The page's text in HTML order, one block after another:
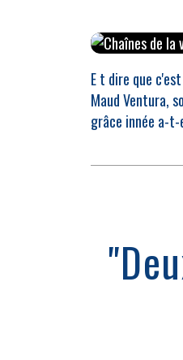
E t dire que
Maud Ventura,
grâce innée a-